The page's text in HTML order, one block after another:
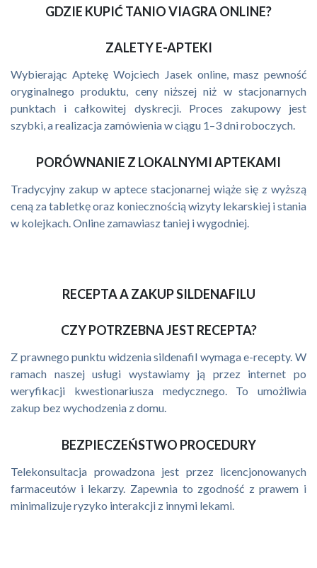
GDZIE KUPIĆ TANIO VIAGRA ONLINE?
ZALETY E-APTEKI
Wybierając Aptekę Wojciech Jasek online, masz pewność
oryginalnego produktu, ceny niższej niż w stacjonarnych
punktach i całkowitej dyskrecji. Proces zakupowy jest
szybki, a realizacja zamówienia w ciągu 1–3 dni roboczych.
PORÓWNANIE Z LOKALNYMI APTEKAMI
Tradycyjny zakup w aptece stacjonarnej wiąże się z wyższą
ceną za tabletkę oraz koniecznością wizyty lekarskiej i stania
w kolejkach. Online zamawiasz taniej i wygodniej.
RECEPTA A ZAKUP SILDENAFILU
CZY POTRZEBNA JEST RECEPTA?
Z prawnego punktu widzenia sildenafil wymaga e-recepty. W
ramach naszej usługi wystawiamy ją przez internet po
weryfikacji kwestionariusza medycznego. To umożliwia
zakup bez wychodzenia z domu.
BEZPIECZEŃSTWO PROCEDURY
Telekonsultacja prowadzona jest przez licencjonowanych
farmaceutów i lekarzy. Zapewnia to zgodność z prawem i
minimalizuje ryzyko interakcji z innymi lekami.